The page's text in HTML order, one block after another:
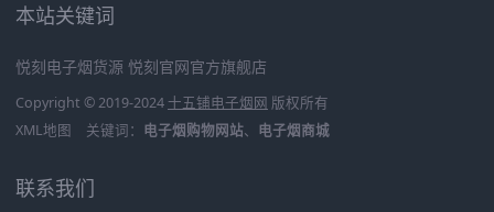
本站关键词
悦刻电子烟货源 悦刻官网官方旗舰店
Copyright © 2019-2024 十五铺电子烟网 版权所有
XML地图
关键词： 电子烟购物网站、 电子烟商城
联系我们